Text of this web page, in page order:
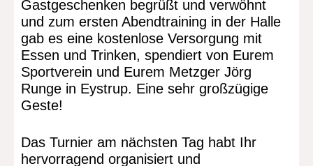
Gastgeschenken begrüßt und verwöhnt
und zum ersten Abendtraining in der Halle
gab es eine kostenlose Versorgung mit
Essen und Trinken, spendiert von Eurem
Sportverein und Eurem Metzger Jörg
Runge in Eystrup. Eine sehr großzügige
Geste!
Das Turnier am nächsten Tag habt Ihr
hervorragend organisiert und